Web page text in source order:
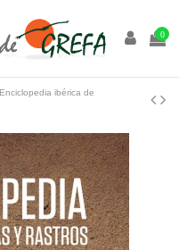
0
Enciclopedia ibérica de